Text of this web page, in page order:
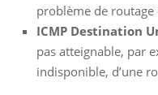
problème de routage
ICMP Destination
pas atteignable, par
indisponible, d’une